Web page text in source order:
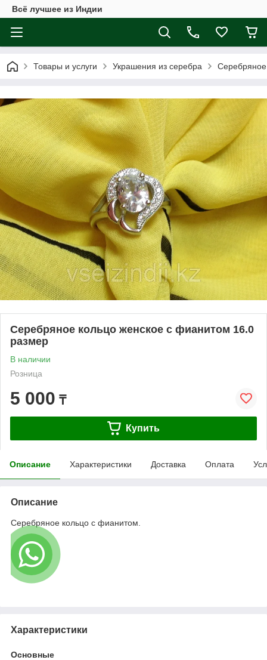
Всё лучшее из Индии
Товары и услуги Украшения из серебра
Серебряное кольцо женское с фианитом 16.0
размер
В наличии
Розница
5 000 ₸
Купить
Описание Характеристики Доставка Оплата
Описание
Серебряное кольцо с фианитом.
Характеристики
Основные